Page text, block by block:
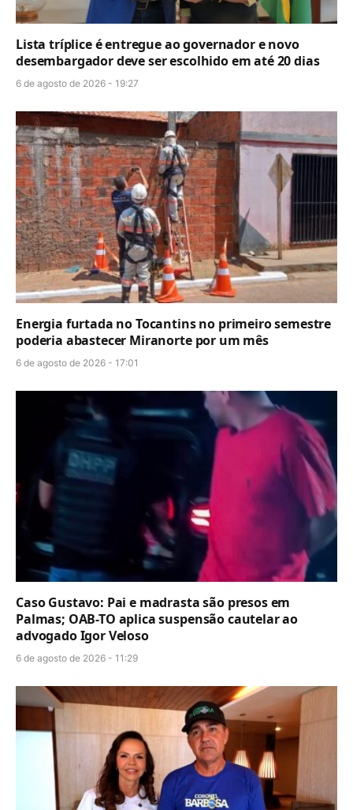
Lista tríplice é entregue ao governador e novo
desembargador deve ser escolhido em até 20 dias
6 de agosto de 2026 - 19:27
Energia furtada no Tocantins no primeiro semestre
poderia abastecer Miranorte por um mês
6 de agosto de 2026 - 17:01
Caso Gustavo: Pai e madrasta são presos em
Palmas; OAB-TO aplica suspensão cautelar ao
advogado Igor Veloso
6 de agosto de 2026 - 11:29